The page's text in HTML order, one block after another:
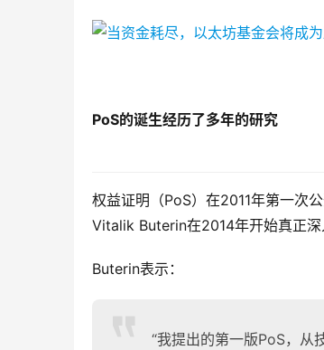
PoS的诞生经历了多年的研究
权益证明（PoS）在2011年第一次
Vitalik Buterin在2014年开始真正深
Buterin表示：
“我提出的第一版PoS，